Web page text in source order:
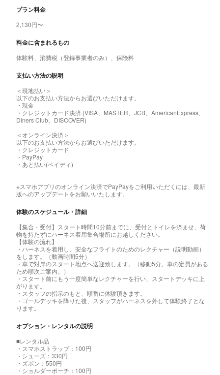
プラン料金
2,130円〜
料金に含まれるもの
体験料、消費税（登録事業者のみ）、保険料
支払い方法の説明
＜現地払い＞
以下のお支払い方法からお選びいただけます。
・現金
・クレジットカード決済 (VISA、MASTER、JCB、AmericanExpress、
Diners Club、DISCOVER)
＜オンライン決済＞
以下のお支払い方法からお選びいただけます。
・クレジットカード
・PayPay
・あと払い(ペイディ)
※スマホアプリのオンライン決済でPayPayをご利用いただくには、最新
版へのアップデートをお願いいたします。
体験のスケジュール・詳細
【集合・受付】スタート時間10分前までに、受付とトイレを済ませ、荷
物を持たずにハーネス着用集合場所にお越しください。
【体験の流れ】
・ハーネスを着用し、安全なフライトのためのレクチャー（説明動画）
をします。（動画時間5分）
・車で対岸のスタート地点へ送迎致します。（移動5分。車の定員がある
ため順次ご案内。）
・スタート前にもう一度簡単なレクチャーを行い、スタートデッキに上
がります。
・スタッフの指示のもと、順番に体験頂きます。
・ゴールデッキを降りた後、スタッフがハーネスを外して体験終了とな
ります。
オプション・レンタルの説明
■レンタル品
・スマホストラップ：100円
・シューズ：330円
・ズボン：550円
・ショルダーポーチ：100円